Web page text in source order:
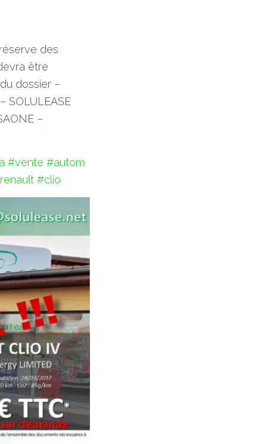
des
être
dossier –
SOLULEASE
–
#vente #autom
#clio